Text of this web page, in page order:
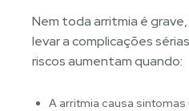
Nem toda arritmia é
levar a complicações
riscos aumentam quando:
A arritmia causa